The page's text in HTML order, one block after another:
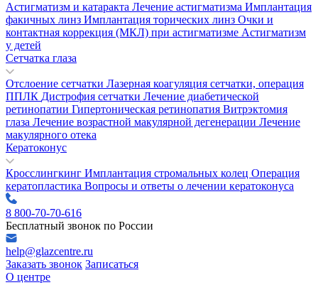
Астигматизм и катаракта Лечение астигматизма Имплантация
факичных линз Имплантация торических линз Очки и
контактная коррекция (МКЛ) при астигматизме Астигматизм
у детей
Сетчатка глаза
Отслоение сетчатки Лазерная коагуляция сетчатки, операция
ППЛК Дистрофия сетчатки Лечение диабетической
ретинопатии Гипертоническая ретинопатия Витрэктомия
глаза Лечение возрастной макулярной дегенерации Лечение
макулярного отека
Кератоконус
Кросслингкинг Имплантация стромальных колец Операция
кератопластика Вопросы и ответы о лечении кератоконуса
8 800-70-70-616
Бесплатный звонок по России
help@glazcentre.ru
Заказать звонок Записаться
О центре